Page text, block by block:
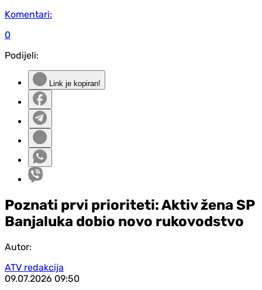
Komentari:
0
Podijeli:
Link je kopiran!
Poznati prvi prioriteti: Aktiv žena SP
Banjaluka dobio novo rukovodstvo
Autor:
ATV redakcija
09.07.2026 09:50